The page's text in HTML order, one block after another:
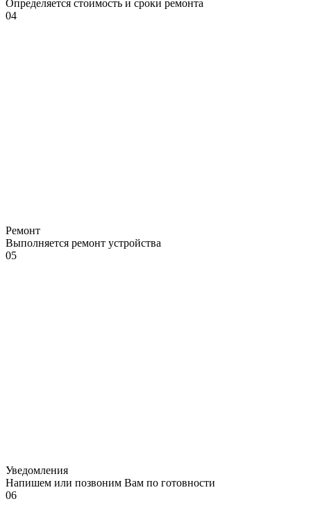
Определяется стоимость и сроки ремонта
04
Ремонт
Выполняется ремонт устройства
05
Уведомления
Напишем или позвоним Вам по готовности
06